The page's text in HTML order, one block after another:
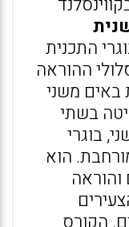
התכנית
ההוראה
משני
בשתי
בוגרי
הוא
והוראה